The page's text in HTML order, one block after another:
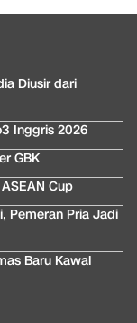
Diusir dari
Inggris 2026
GBK
Cup
Pemeran Pria Jadi
Baru Kawal